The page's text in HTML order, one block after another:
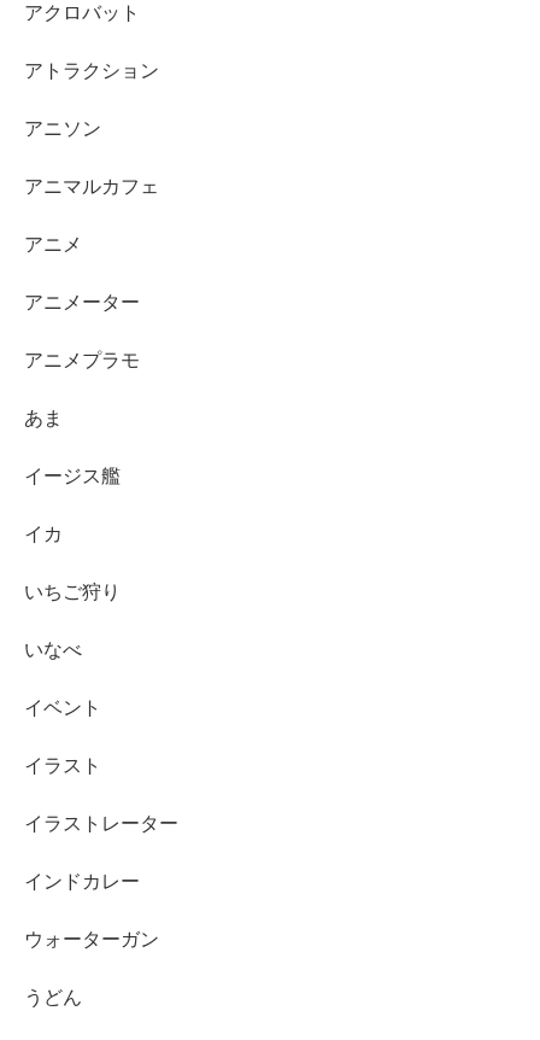
アクロバット
アトラクション
アニソン
アニマルカフェ
アニメ
アニメーター
アニメプラモ
あま
イージス艦
イカ
いちご狩り
いなべ
イベント
イラスト
イラストレーター
インドカレー
ウォーターガン
うどん